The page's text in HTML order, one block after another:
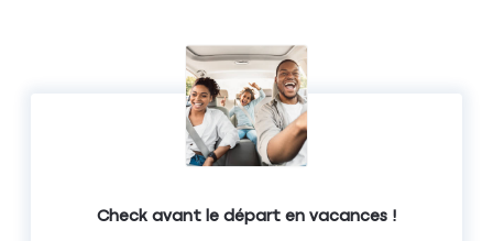
Check avant le départ en vacances !